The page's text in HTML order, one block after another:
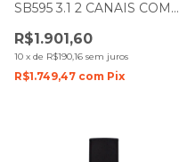
SB595 3.1 2 CANAIS COM
220W
R$1.901,60
10 x de R$190,16 sem juros
R$1.749,47 com Pix